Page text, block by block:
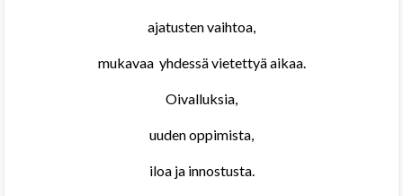
ajatusten vaihtoa,
mukavaa yhdessä vietettyä aikaa.
Oivalluksia,
uuden oppimista,
iloa ja innostusta.